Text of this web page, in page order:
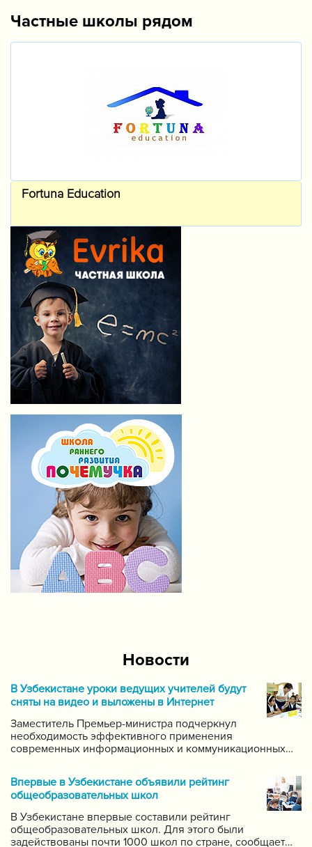
Частные школы рядом
Fortuna Education
Новости
В Узбекистане уроки ведущих учителей будут
сняты на видео и выложены в Интернет
Заместитель Премьер-министра подчеркнул
необходимость эффективного применения
современных информационных и коммуникационных
систему для размещения в интернете видео-уроков
самых ведущих учителей по каждому предмету.
Впервые в Узбекистане объявили рейтинг
общеобразовательных школ
В Узбекистане впервые составили рейтинг
общеобразовательных школ. Для этого были
задействованы почти 1000 школ по стране, сообщает